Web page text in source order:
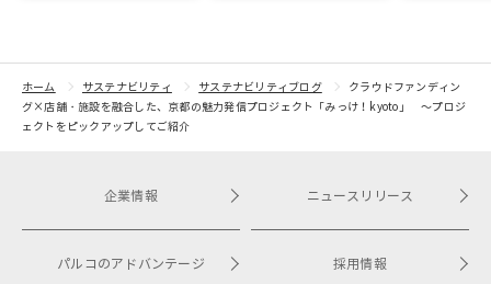
開催！
ホーム サステナビリティ サステナビリティブログ
クラウドファンディン
グ×店舗・施設を融合した、京都の魅力発信プロジェクト「みっけ！kyoto」 ～プロジ
ェクトをピックアップしてご紹介
企業情報
パルコのアドバンテージ
ニュースリリース
採用情報